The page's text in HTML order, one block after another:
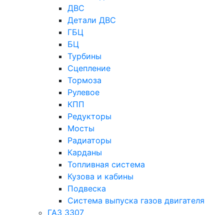
ДВС
Детали ДВС
ГБЦ
БЦ
Турбины
Сцепление
Тормоза
Рулевое
КПП
Редукторы
Мосты
Радиаторы
Карданы
Топливная система
Кузова и кабины
Подвеска
Система выпуска газов двигателя
ГАЗ 3307